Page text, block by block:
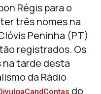
Régis para o
três nomes na
Peninha (PT)
registrados. Os
tarde desta
da Rádio
do